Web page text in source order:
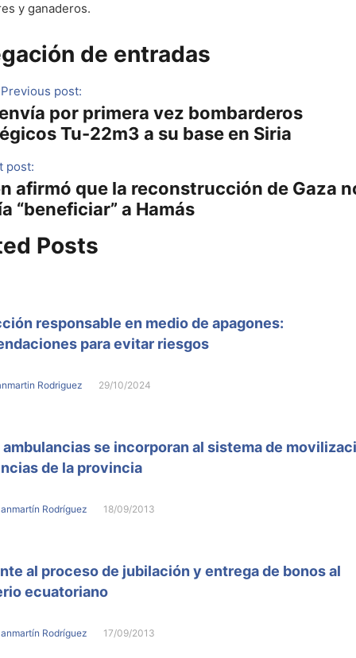
y ganaderos.
de entradas
Previous post:
por primera vez bombarderos
Tu-22m3 a su base en Siria
post:
afirmó que la reconstrucción de Gaza
“beneficiar” a Hamás
Posts
responsable en medio de apagones:
para evitar riesgos
Rodriguez 29/10/2024
ambulancias se incorporan al sistema de
de la provincia
Rodríguez 18/09/2013
al proceso de jubilación y entrega de bonos al
ecuatoriano
Rodríguez 17/09/2013